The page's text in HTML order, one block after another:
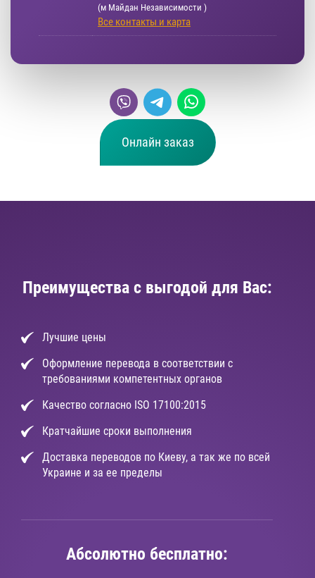
(м Майдан Независимости )
Все контакты и карта
Онлайн заказ
Преимущества с выгодой для Вас:
Лучшие цены
Оформление перевода в соответствии с
требованиями компетентных органов
Качество согласно ISO 17100:2015
Кратчайшие сроки выполнения
Доставка переводов по Киеву, а так же по всей
Украине и за ее пределы
Абсолютно бесплатно: